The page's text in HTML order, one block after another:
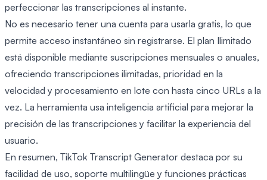
perfeccionar las transcripciones al instante.
No es necesario tener una cuenta para usarla gratis, lo que
permite acceso instantáneo sin registrarse. El plan Ilimitado
está disponible mediante suscripciones mensuales o anuales,
ofreciendo transcripciones ilimitadas, prioridad en la
velocidad y procesamiento en lote con hasta cinco URLs a la
vez. La herramienta usa inteligencia artificial para mejorar la
precisión de las transcripciones y facilitar la experiencia del
usuario.
En resumen, TikTok Transcript Generator destaca por su
facilidad de uso, soporte multilingüe y funciones prácticas